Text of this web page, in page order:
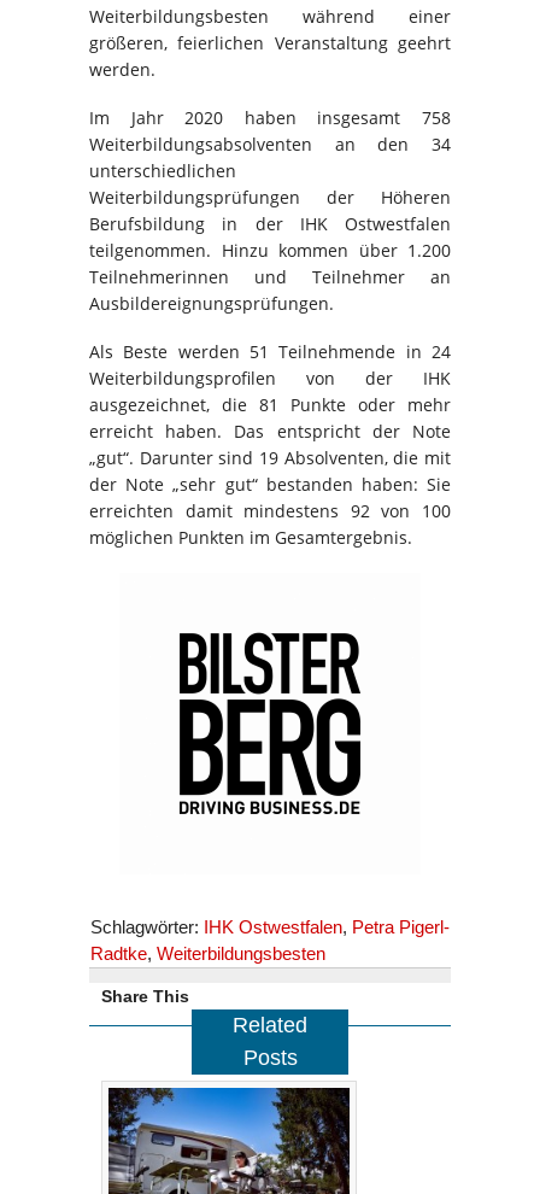
Weiterbildungsbesten während einer
größeren, feierlichen Veranstaltung geehrt
werden.
Im Jahr 2020 haben insgesamt 758
Weiterbildungsabsolventen an den 34
unterschiedlichen
Weiterbildungsprüfungen der Höheren
Berufsbildung in der IHK Ostwestfalen
teilgenommen. Hinzu kommen über 1.200
Teilnehmerinnen und Teilnehmer an
Ausbildereignungsprüfungen.
Als Beste werden 51 Teilnehmende in 24
Weiterbildungsprofilen von der IHK
ausgezeichnet, die 81 Punkte oder mehr
erreicht haben. Das entspricht der Note
„gut“. Darunter sind 19 Absolventen, die mit
der Note „sehr gut“ bestanden haben: Sie
erreichten damit mindestens 92 von 100
möglichen Punkten im Gesamtergebnis.
Schlagwörter: IHK Ostwestfalen, Petra Pigerl-
Radtke, Weiterbildungsbesten
Share This
Related
Posts